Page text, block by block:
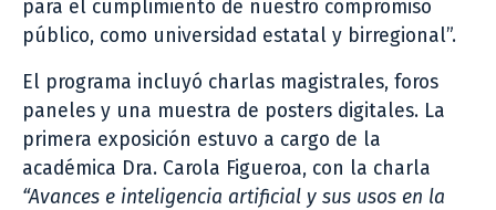
para el cumplimiento de nuestro compromiso
público, como universidad estatal y birregional”.
El programa incluyó charlas magistrales, foros
paneles y una muestra de posters digitales. La
primera exposición estuvo a cargo de la
académica Dra. Carola Figueroa, con la charla
“Avances e inteligencia artificial y sus usos en la